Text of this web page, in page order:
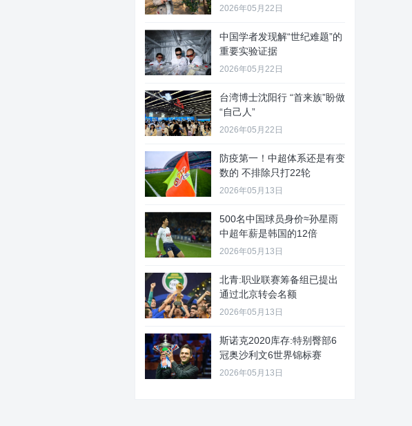
2026年05月22日
中国学者发现解“世纪难题”的
重要实验证据
2026年05月22日
台湾博士沈阳行 “首来族”盼做
“自己人”
2026年05月22日
防疫第一！中超体系还是有变
数的 不排除只打22轮
2026年05月13日
500名中国球员身价≈孙星雨
中超年薪是韩国的12倍
2026年05月13日
北青:职业联赛筹备组已提出
通过北京转会名额
2026年05月13日
斯诺克2020库存:特别臀部6
冠奥沙利文6世界锦标赛
2026年05月13日